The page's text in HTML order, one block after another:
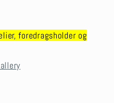
foredragsholder og